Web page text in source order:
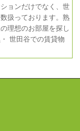
ョンだけでなく、世
扱っております。熟
理想のお部屋を探し
世田谷での賃貸物